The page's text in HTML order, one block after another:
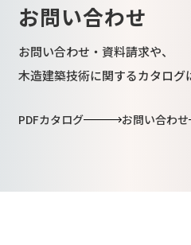
お問い合わせ
お問い合わせ・資料請求や、
木造建築技術に関するカタログ
PDFカタログ お問い合わせ